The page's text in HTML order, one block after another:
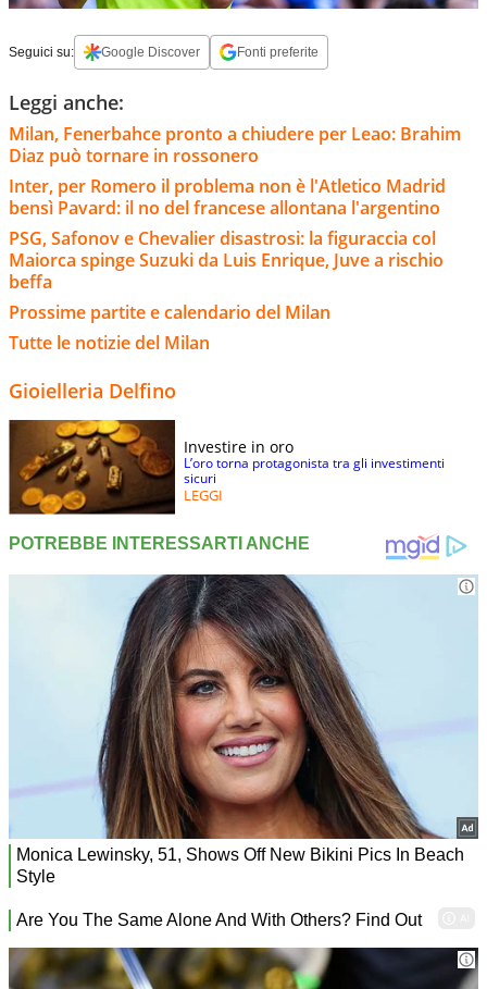
Seguici su: Google Discover Fonti preferite
Leggi anche:
Milan, Fenerbahce pronto a chiudere per Leao: Brahim
Diaz può tornare in rossonero
Inter, per Romero il problema non è l'Atletico Madrid
bensì Pavard: il no del francese allontana l'argentino
PSG, Safonov e Chevalier disastrosi: la figuraccia col
Maiorca spinge Suzuki da Luis Enrique, Juve a rischio
beffa
Prossime partite e calendario del Milan
Tutte le notizie del Milan
Gioielleria Delfino
Investire in oro
L’oro torna protagonista tra gli investimenti
sicuri
LEGGI